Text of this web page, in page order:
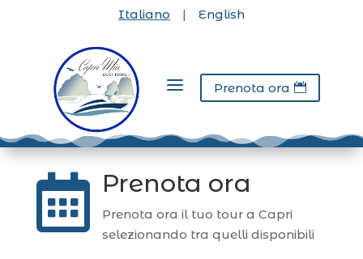
Italiano | English
a Prenota ora 
 Prenota ora
Prenota ora il tuo tour a Capri
selezionando tra quelli disponibili